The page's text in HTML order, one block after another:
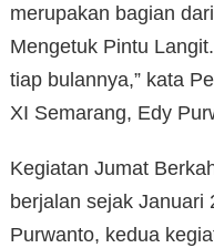
merupakan bagian
Mengetuk Pintu
tiap bulannya,” kata
XI Semarang, Edy
Kegiatan Jumat
berjalan sejak Januari
Purwanto, kedua